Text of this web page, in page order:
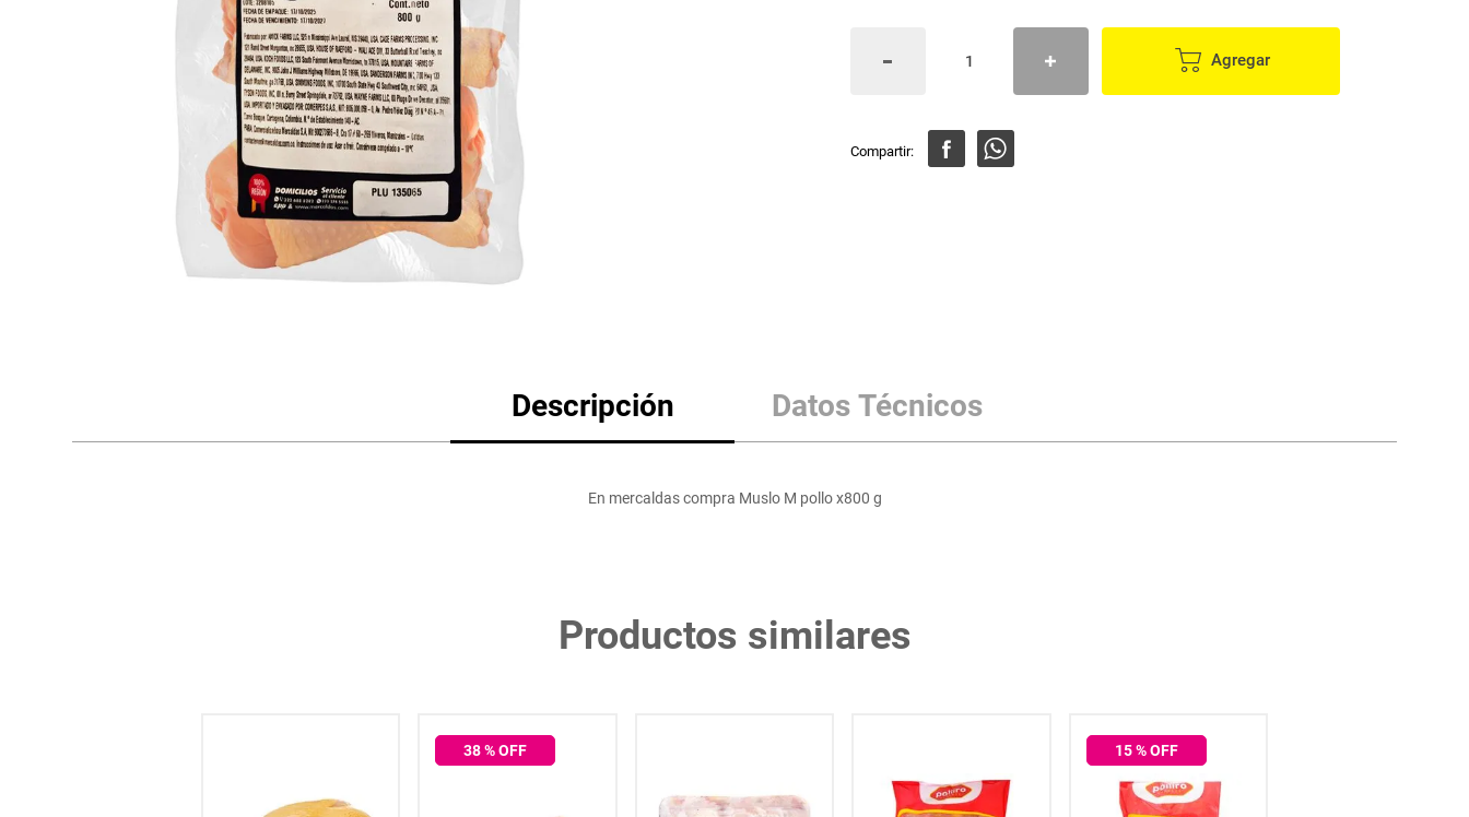
lácteos y refrigerados
cuidado del bebé
otros
Agregar
Descripción Datos Técnicos
En mercaldas compra Muslo M pollo x800 g
Productos similares
38% OFF 15% OFF
Mantequilla